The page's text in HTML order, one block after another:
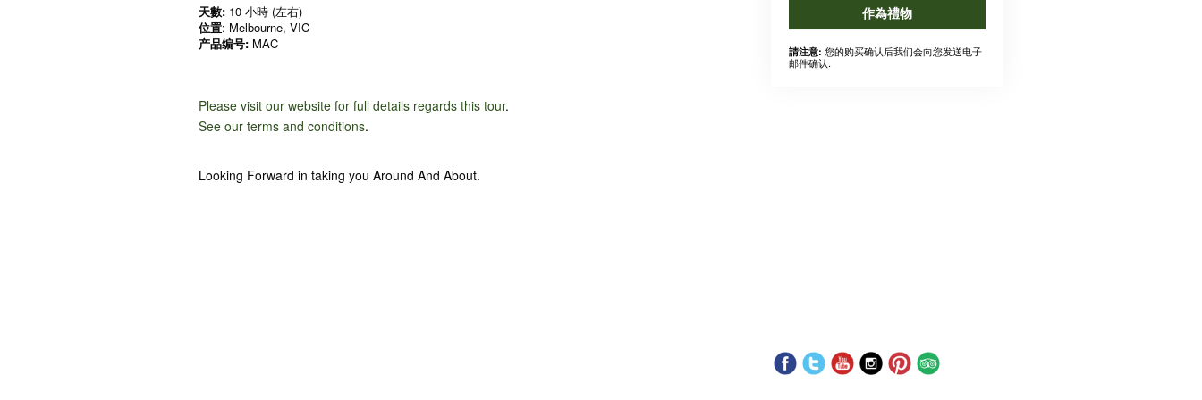
天數: 10 小時 (左右)
位置: Melbourne, VIC
产品编号: MAC
Please visit our website for full details regards this tour.
See our terms and conditions.
Looking Forward in taking you Around And About.
作為禮物
請注意: 您的购买确认后我们会向您发送电子
邮件确认.